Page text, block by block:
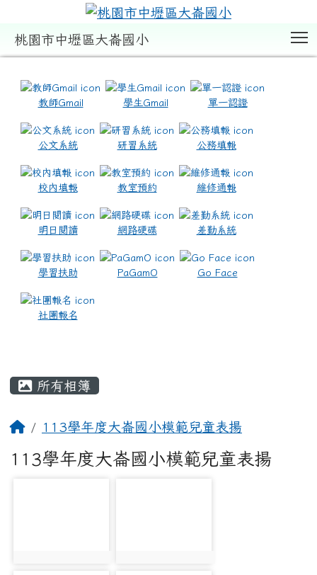
桃園市中壢區大崙國小
教師Gmail 學生Gmail 單一認證
公文系統 研習系統 公務填報
校內填報 教室預約 維修通報
明日閱讀 網路硬碟 差勤系統
學習扶助 PaGamO Go Face
社團報名
所有相簿
113學年度大崙國小模範兒童表揚
113學年度大崙國小模範兒童表揚